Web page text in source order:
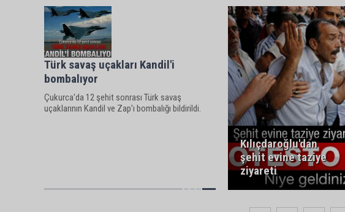
Türk savaş uçakları Kandil'i
bombalıyor
Çukurca'da 12 şehit sonrası Türk savaş
uçaklarının Kandil ve Zap'ı bombalığı bildirildi.
Kılıçdaroğlu'dan
şehit evine taziye
ziyareti